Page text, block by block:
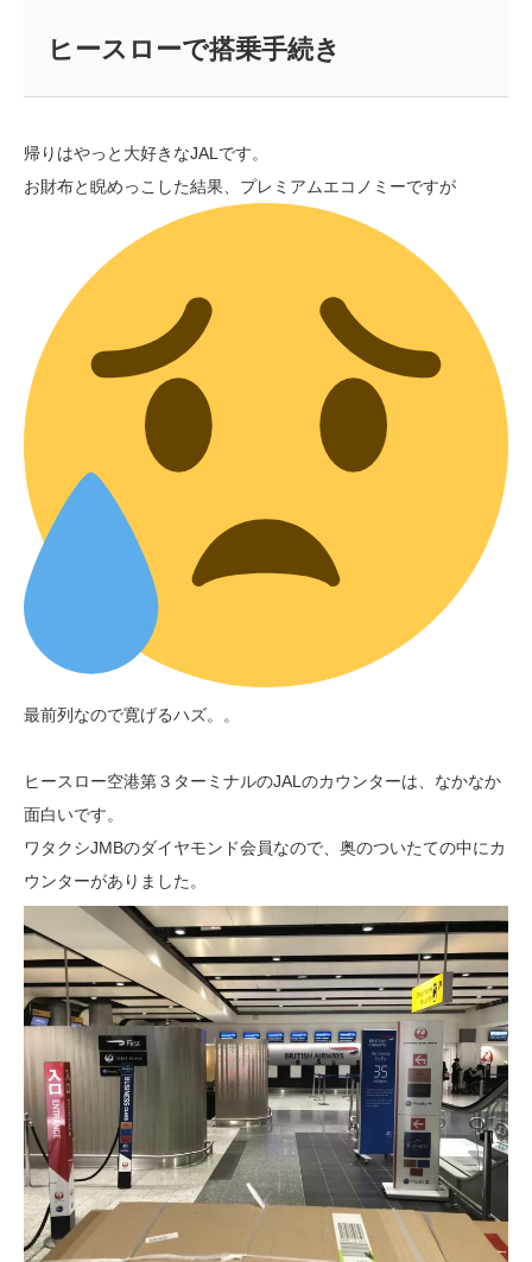
ヒースローで搭乗手続き
帰りはやっと大好きなJALです。
お財布と睨めっこした結果、プレミアムエコノミーですが
最前列なので寛げるハズ。。
ヒースロー空港第３ターミナルのJALのカウンターは、なかなか
面白いです。
ワタクシJMBのダイヤモンド会員なので、奥のついたての中にカ
ウンターがありました。